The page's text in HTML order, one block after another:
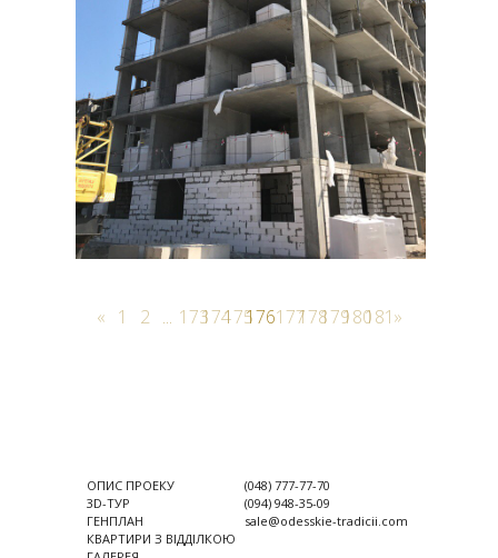
« 1 2 ... 173174175176177178179180181»
ОПИС ПРОЕКУ
3D-ТУР
ГЕНПЛАН
КВАРТИРИ З ВІДДІЛКОЮ
(048) 777-77-70
(094) 948-35-09
sale@odesskie-tradicii.com